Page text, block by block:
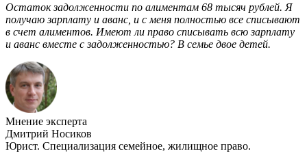
Остаток задолженности по алиментам 68 тысяч рублей. Я
получаю зарплату и аванс, и с меня полностью все списывают
в счет алиментов. Имеют ли право списывать всю зарплату
и аванс вместе с задолженностью? В семье двое детей.
Мнение эксперта
Дмитрий Носиков
Юрист. Специализация семейное, жилищное право.